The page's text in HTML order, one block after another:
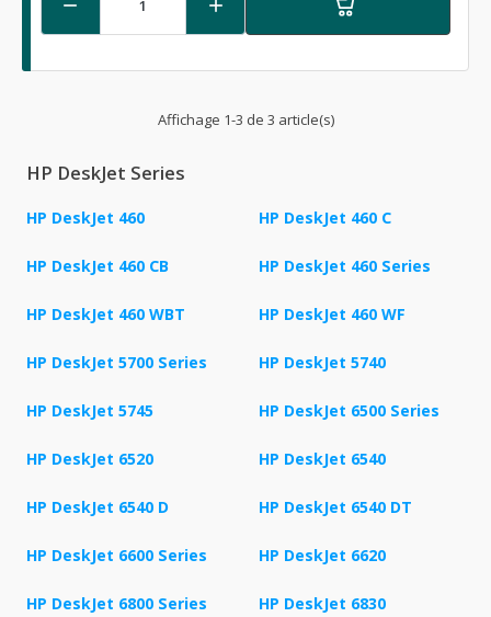
 
Affichage 1-3 de 3 article(s)
HP DeskJet Series
HP DeskJet 460 HP DeskJet 460 C
HP DeskJet 460 CB HP DeskJet 460 Series
HP DeskJet 460 WBT HP DeskJet 460 WF
HP DeskJet 5700 Series HP DeskJet 5740
HP DeskJet 5745 HP DeskJet 6500 Series
HP DeskJet 6520 HP DeskJet 6540
HP DeskJet 6540 D HP DeskJet 6540 DT
HP DeskJet 6600 Series HP DeskJet 6620
HP DeskJet 6800 Series HP DeskJet 6830